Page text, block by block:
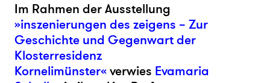
Im Rahmen der Ausstellung
»inszenierungen des zeigens – Zur
Geschichte und Gegenwart der
Klosterresidenz
Kornelimünster« verwies Evamaria